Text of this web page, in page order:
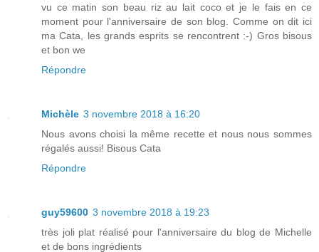
vu ce matin son beau riz au lait coco et je le fais en ce
moment pour l'anniversaire de son blog. Comme on dit ici
ma Cata, les grands esprits se rencontrent :-) Gros bisous
et bon we
Répondre
Michèle 3 novembre 2018 à 16:20
Nous avons choisi la même recette et nous nous sommes
régalés aussi! Bisous Cata
Répondre
guy59600 3 novembre 2018 à 19:23
très joli plat réalisé pour l'anniversaire du blog de Michelle
et de bons ingrédients